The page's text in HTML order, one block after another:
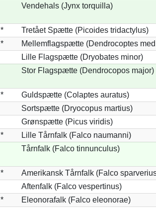
Vendehals (Jynx torquilla)
*
Tretået Spætte (Picoides tridactylus)
*
Mellemflagspætte (Dendrocoptes
Lille Flagspætte (Dryobates minor)
Stor Flagspætte (Dendrocopos major)
*
Guldspætte (Colaptes auratus)
Sortspætte (Dryocopus martius)
Grønspætte (Picus viridis)
*
Lille Tårnfalk (Falco naumanni)
Tårnfalk (Falco tinnunculus)
*
Amerikansk Tårnfalk (Falco
Aftenfalk (Falco vespertinus)
*
Eleonorafalk (Falco eleonorae)